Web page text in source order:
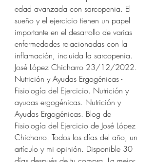
edad avanzada con sarcopenia. El
sueño y el ejercicio tienen un papel
importante en el desarrollo de varias
enfermedades relacionadas con la
inflamación, incluida la sarcopenia.
José López Chicharro 23/12/2022.
Nutrición y Ayudas Ergogénicas -
Fisiología del Ejercicio. Nutrición y
ayudas ergogénicas. Nutrición y
Ayudas Ergogénicas. Blog de
Fisiología del Ejercicio de José López
Chicharro. Todos los días del año, un
artículo y mi opinión. Disponible 30